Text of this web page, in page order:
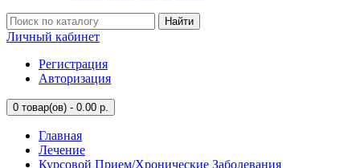
Найти
Личный кабинет
Регистрация
Авторизация
0 товар(ов) - 0.00 р.
Главная
Лечение
Курсовой Прием/Хронические Заболевания